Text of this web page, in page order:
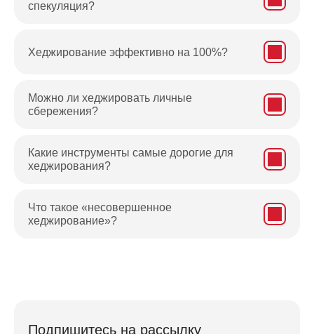
спекуляция?
Хеджирование эффективно на 100%?
Можно ли хеджировать личные
сбережения?
Какие инструменты самые дорогие для
хеджирования?
Что такое «несовершенное
хеджирование»?
Подпишитесь на рассылку